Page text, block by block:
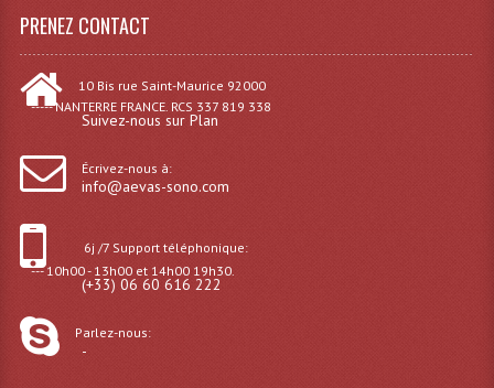
Lyres
Panneaux, Piste Danse À Leds
Projecteur Extérieur Multifaisceaux
PRENEZ CONTACT
10 Bis rue Saint-Maurice 92000
----- NANTERRE FRANCE. RCS 337 819 338
Suivez-nous sur Plan
Écrivez-nous à:
info@aevas-sono.com
6j /7 Support téléphonique:
--- 10h00 - 13h00 et 14h00 19h30.
(+33) 06 60 616 222
Parlez-nous:
-